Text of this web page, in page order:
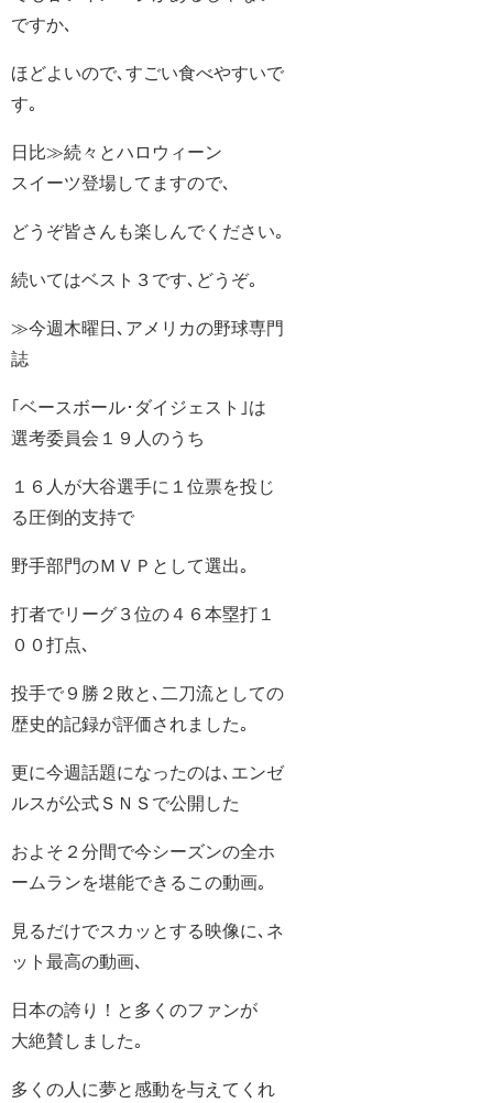
ですか､
ほどよいので､すごい食べやすいで
す｡
日比≫続々とハロウィーン
スイーツ登場してますので､
どうぞ皆さんも楽しんでください｡
続いてはベスト３です､どうぞ｡
≫今週木曜日､アメリカの野球専門
誌
｢ベースボール･ダイジェスト｣は
選考委員会１９人のうち
１６人が大谷選手に１位票を投じ
る圧倒的支持で
野手部門のＭＶＰとして選出｡
打者でリーグ３位の４６本塁打１
００打点､
投手で９勝２敗と､二刀流としての
歴史的記録が評価されました｡
更に今週話題になったのは､エンゼ
ルスが公式ＳＮＳで公開した
およそ２分間で今シーズンの全ホ
ームランを堪能できるこの動画｡
見るだけでスカッとする映像に､ネ
ット最高の動画､
日本の誇り！と多くのファンが
大絶賛しました｡
多くの人に夢と感動を与えてくれ